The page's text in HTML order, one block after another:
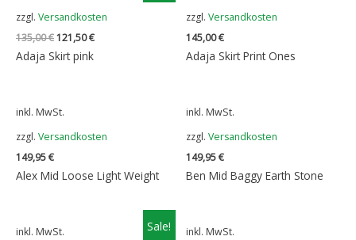
zzgl. Versandkosten
135,00€Ursprünglicher
Preis
war:
121,50€Aktueller
Adaja Skirt pink
zzgl. Versandkosten
145,00€
Adaja Skirt Print Ones
inkl. MwSt.
zzgl. Versandkosten
149,95€
Alex Mid Loose Light Weight
inkl. MwSt.
zzgl. Versandkosten
149,95€
Ben Mid Baggy Earth Stone
Sale!
inkl. MwSt.
inkl. MwSt.